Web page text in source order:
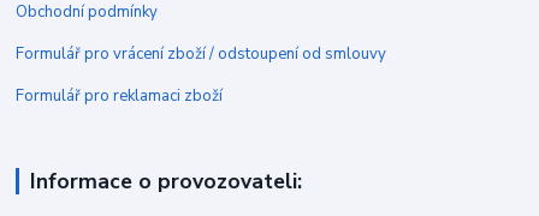
Obchodní podmínky
Formulář pro vrácení zboží / odstoupení od smlouvy
Formulář pro reklamaci zboží
Informace o provozovateli: